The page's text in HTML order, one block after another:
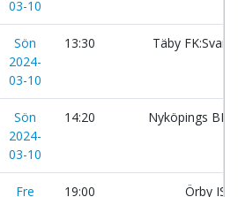
03-10
Sön
2024-
03-10
13:30 Täby FK:Svart
Sön
2024-
03-10
14:20 Nyköpings BIS
Fre
19:00 Örby